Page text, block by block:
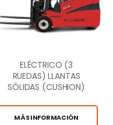
ELÉCTRICO (3
RUEDAS) LLANTAS
SÓLIDAS (CUSHION)
MÁS INFORMACIÓN